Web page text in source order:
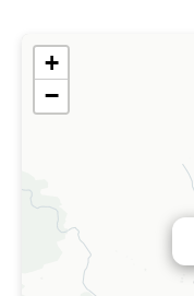
+
−